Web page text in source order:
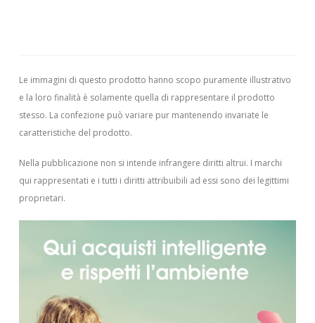
Le immagini di questo prodotto hanno scopo puramente illustrativo
e la loro finalità è solamente quella di rappresentare il prodotto
stesso. La confezione può variare pur mantenendo invariate le
caratteristiche del prodotto.
Nella pubblicazione non si intende infrangere diritti altrui. I marchi
qui rappresentati e i tutti i diritti attribuibili ad essi sono dei legittimi
proprietari.